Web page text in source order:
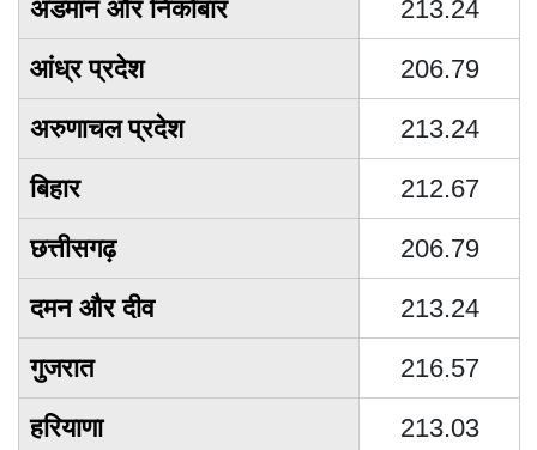
अंडमान और निकोबार
213.24
आंध्र प्रदेश
206.79
अरुणाचल प्रदेश
213.24
बिहार
212.67
छत्तीसगढ़
206.79
दमन और दीव
213.24
गुजरात
216.57
हरियाणा
213.03